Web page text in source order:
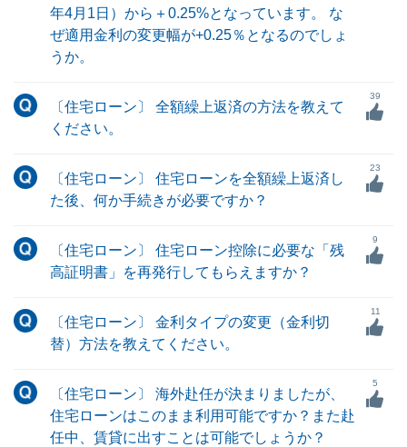
年4月1日）から＋0.25%となっています。 な
ぜ適用金利の変更幅が+0.25％となるのでしょ
うか。
〔住宅ローン〕 全額繰上返済の方法を教えて
ください。
39
〔住宅ローン〕 住宅ローンを全額繰上返済し
た後、何か手続きが必要ですか？
23
〔住宅ローン〕 住宅ローン控除に必要な「残
高証明書」を再発行してもらえますか？
9
〔住宅ローン〕 金利タイプの変更（金利切
替）方法を教えてください。
11
〔住宅ローン〕 海外赴任が決まりましたが、
住宅ローンはこのまま利用可能ですか？また赴
任中、賃貸に出すことは可能でしょうか？
5